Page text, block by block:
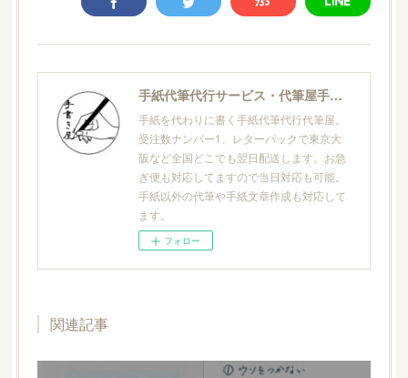
手紙代筆代行サービス・代筆屋手書き屋®
手紙を代わりに書く手紙代筆代行代筆屋。
受注数ナンバー1、レターパックで東京大
阪など全国どこでも翌日配送します。お急
ぎ便も対応してますので当日対応も可能。
手紙以外の代筆や手紙文章作成も対応して
ます。
フォロー
関連記事